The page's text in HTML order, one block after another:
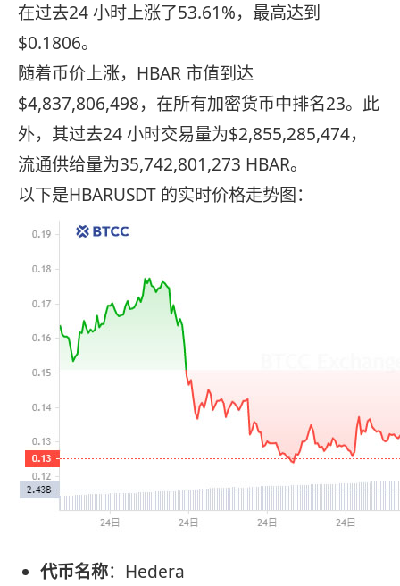
在过去24 小时上涨了53.61%，最高达到
$0.1806。
随着币价上涨，HBAR 市值到达
$4,837,806,498，在所有加密货币中排名23。此
外，其过去24 小时交易量为$2,855,285,474，
流通供给量为35,742,801,273 HBAR。
以下是HBARUSDT 的实时价格走势图：
代币名称：Hedera